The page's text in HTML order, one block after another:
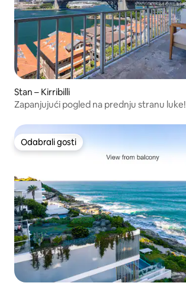
Stan – Kirribilli
Zapanjujući pogled na prednju stranu luke!
Odabrali gosti
Odabrali gosti